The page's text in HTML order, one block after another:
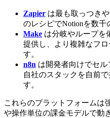
Zapier は最も取っつき
のレシピでNotionを数千
Make は分岐やループを
提供し、より複雑なフ
す。
n8n は開発者向けでセル
自社のスタックを自前
す。
これらのプラットフォームは
や操作単位の課金モデルで動